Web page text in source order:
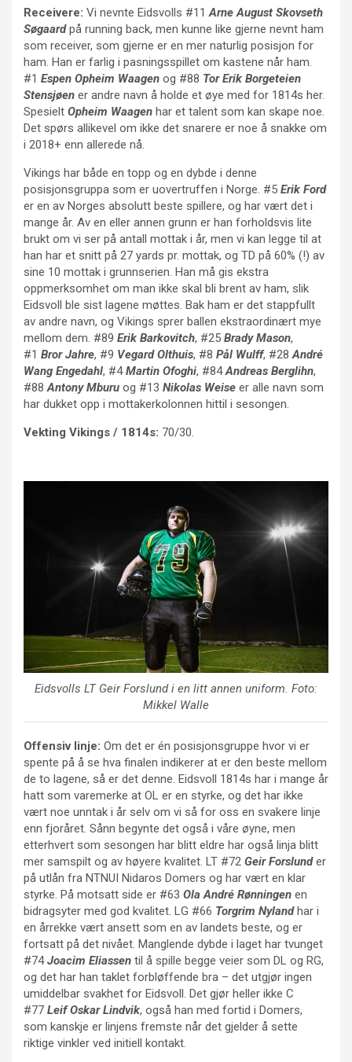
Receivere: Vi nevnte Eidsvolls #11Arne August Skovseth
Søgaardpå running back, men kunne like gjerne nevnt ham
som receiver, som gjerne er en mer naturlig posisjon for
ham. Han er farlig i pasningsspillet om kastene når ham.
#1 Espen Opheim Waagen og #88 Tor Erik Borgeteien
Stensjøen er andre navn å holde et øye med for 1814s her.
Spesielt Opheim Waagen har et talent som kan skape noe.
Det spørs allikevel om ikke det snarere er noe å snakke om
i 2018+ enn allerede nå.
Vikings har både en topp og en dybde i denne
posisjonsgruppa som er uovertruffen i Norge. #5 Erik Ford
er en av Norges absolutt beste spillere, og har vært det i
mange år. Av en eller annen grunn er han forholdsvis lite
brukt om vi ser på antall mottak i år, men vi kan legge til at
han har et snitt på 27 yards pr. mottak, og TD på 60% (!) av
sine 10 mottak i grunnserien. Han må gis ekstra
oppmerksomhet om man ikke skal bli brent av ham, slik
Eidsvoll ble sist lagene møttes. Bak ham er det stappfullt
av andre navn, og Vikings sprer ballen ekstraordinært mye
mellom dem. #89 Erik Barkovitch, #25 Brady Mason,
#1 Bror Jahre, #9 Vegard Olthuis, #8 Pål Wulff, #28André
Wang Engedahl, #4Martin Ofoghi, #84Andreas Berglihn,
#88Antony Mburu og #13 Nikolas Weise er alle navn som
har dukket opp i mottakerkolonnen hittil i sesongen.
Vekting Vikings / 1814s: 70/30.
Eidsvolls LT Geir Forslundi en litt annen uniform. Foto:
Mikkel Walle
Offensiv linje: Om det er én posisjonsgruppe hvor vi er
spente på å se hva finalen indikerer at er den beste mellom
de to lagene, så er det denne. Eidsvoll 1814s har i mange år
hatt som varemerke at OL er en styrke, og det har ikke
vært noe unntak i år selv om vi så for oss en svakere linje
enn fjoråret. Sånn begynte det også i våre øyne, men
etterhvert som sesongen har blitt eldre har også linja blitt
mer samspilt og av høyere kvalitet. LT #72 Geir Forslunder
på utlån fra NTNUI Nidaros Domers og har vært en klar
styrke. På motsatt side er #63 Ola André Rønningen en
bidragsyter med god kvalitet. LG #66 Torgrim Nylandhar i
en årrekke vært ansett som en av landets beste, og er
fortsatt på det nivået. Manglende dybde i laget har tvunget
#74Joacim Eliassen til å spille begge veier som DL og RG,
og det har han taklet forbløffende bra – det utgjør ingen
umiddelbar svakhet for Eidsvoll. Det gjør heller ikke C
#77 Leif Oskar Lindvik, også han med fortid i Domers,
som kanskje er linjens fremste når det gjelder å sette
riktige vinkler ved initiell kontakt.